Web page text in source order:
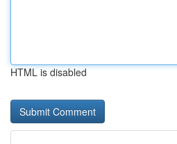
HTML is disabled